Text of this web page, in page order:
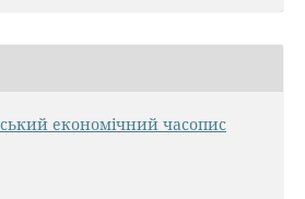
економічний часопис